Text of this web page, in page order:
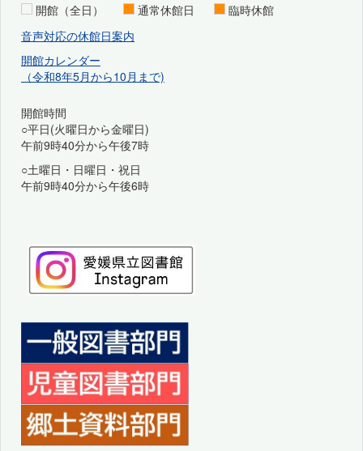
開館（全日） 通常休館日
臨時休館
音声対応の休館日案内
開館カレンダー
（令和8年5月から10月まで)
開館時間
○平日(火曜日から金曜日)
午前9時40分から午後7時
○土曜日・日曜日・祝日
午前9時40分から午後6時